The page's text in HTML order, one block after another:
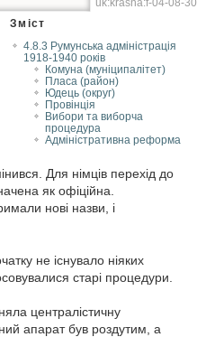
Зміст
4.8.3 Румунська адміністрація
1918-1940 років
Комуна (муніципалітет)
Пласа (район)
Юдець (округ)
Провінція
Вибори та виборча
процедура
Адміністративна реформа
Для німців перехід до
як офіційна.
нові назви, і
не існувало ніяких
старі процедури.
централістичну
апарат був роздутим, а